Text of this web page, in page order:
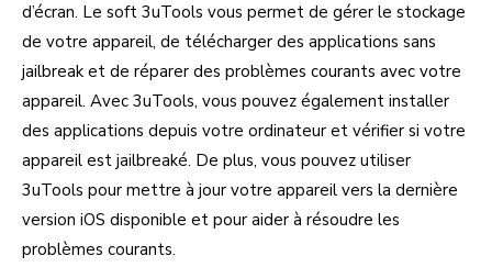
d’écran. Le soft 3uTools vous permet de gérer le stockage
de votre appareil, de télécharger des applications sans
jailbreak et de réparer des problèmes courants avec votre
appareil. Avec 3uTools, vous pouvez également installer
des applications depuis votre ordinateur et vérifier si votre
appareil est jailbreaké. De plus, vous pouvez utiliser
3uTools pour mettre à jour votre appareil vers la dernière
version iOS disponible et pour aider à résoudre les
problèmes courants.